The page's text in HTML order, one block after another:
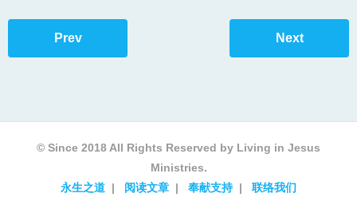
Prev Next
© Since 2018 All Rights Reserved by Living in Jesus
Ministries.
永生之道
阅读文章 奉献支持 联络我们